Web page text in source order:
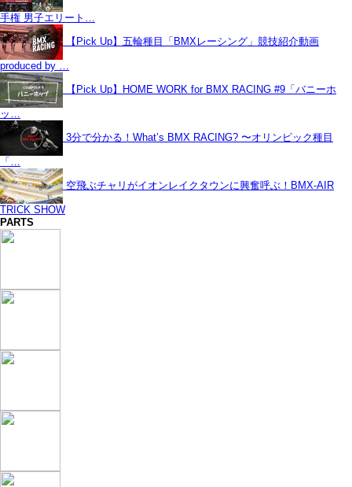
手権 男子エリート…
【Pick Up】五輪種目「BMXレーシング」競技紹介動画
produced by …
【Pick Up】HOME WORK for BMX RACING #9「バニーホ
ッ…
3分で分かる！What’s BMX RACING? 〜オリンピック種目
「…
空飛ぶチャリがイオンレイクタウンに興奮呼ぶ！BMX-AIR
TRICK SHOW
PARTS